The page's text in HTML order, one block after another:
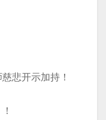
悲开示加持！